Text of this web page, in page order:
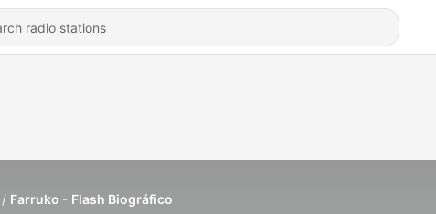
Farruko - Flash Biográfico